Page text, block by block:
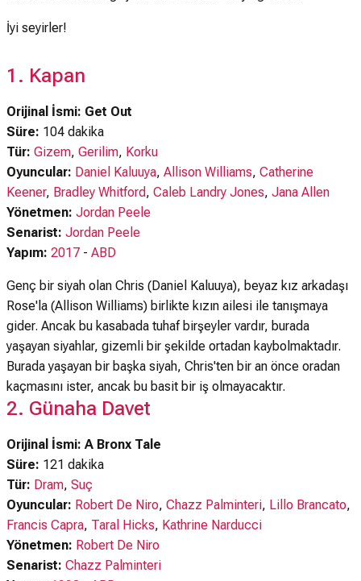
İyi seyirler!
1. Kapan
Orijinal İsmi: Get Out
Süre: 104 dakika
Tür: Gizem, Gerilim, Korku
Oyuncular: Daniel Kaluuya, Allison Williams, Catherine
Keener, Bradley Whitford, Caleb Landry Jones, Jana Allen
Yönetmen: Jordan Peele
Senarist: Jordan Peele
Yapım: 2017 - ABD
Genç bir siyah olan Chris (Daniel Kaluuya), beyaz kız arkadaşı
Rose'la (Allison Williams) birlikte kızın ailesi ile tanışmaya
gider. Ancak bu kasabada tuhaf birşeyler vardır, burada
yaşayan siyahlar, gizemli bir şekilde ortadan kaybolmaktadır.
Burada yaşayan bir başka siyah, Chris'ten bir an önce oradan
kaçmasını ister, ancak bu basit bir iş olmayacaktır.
2. Günaha Davet
Orijinal İsmi: A Bronx Tale
Süre: 121 dakika
Tür: Dram, Suç
Oyuncular: Robert De Niro, Chazz Palminteri, Lillo Brancato,
Francis Capra, Taral Hicks, Kathrine Narducci
Yönetmen: Robert De Niro
Senarist: Chazz Palminteri